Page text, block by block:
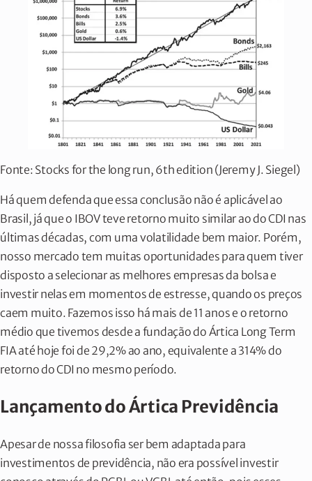
Fonte: Stocks for the long run, 6th edition (Jeremy J. Siegel)
Há quem defenda que essa conclusão não é aplicável ao
Brasil, já que o IBOV teve retorno muito similar ao do CDI nas
últimas décadas, com uma volatilidade bem maior. Porém,
nosso mercado tem muitas oportunidades para quem tiver
disposto a selecionar as melhores empresas da bolsa e
investir nelas em momentos de estresse, quando os preços
caem muito. Fazemos isso há mais de 11 anos e o retorno
médio que tivemos desde a fundação do Ártica Long Term
FIA até hoje foi de 29,2% ao ano, equivalente a 314% do
retorno do CDI no mesmo período.
Lançamento do Ártica Previdência
Apesar de nossa filosofia ser bem adaptada para
investimentos de previdência, não era possível investir